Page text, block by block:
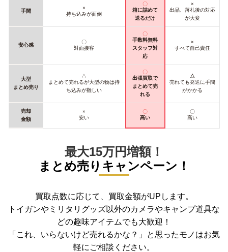
手間
×
持ち込みが面倒
〇
箱に詰めて
送るだけ
×
出品、落札後の対応
が大変
安心感
〇
対面接客
〇
手数料無料
スタッフ対
応
×
すべて自己責任
大型
まとめ売り
△
まとめて売れるが大型の物は持
ち込みが難しい
〇
出張買取で
まとめて売
れる
△
売れても発送に手間
がかかる
売却
金額
×
安い
〇
高い
〇
高い
最大15万円増額！
まとめ売りキャンペーン！
買取点数に応じて、買取金額がUPします。
トイガンやミリタリグッズ以外のカメラやキャンプ道具な
どの趣味アイテムでも大歓迎！
「これ、いらないけど売れるかな？」と思ったモノはお気
軽にご相談ください。